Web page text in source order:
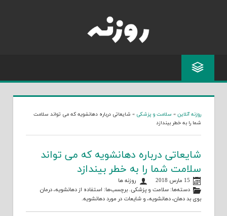
روزنه آنلاین » سلامت و پزشکی » شایعاتی درباره دهانشویه که می تواند سلامت
شما را به خطر بیندازد
شایعاتی درباره دهانشویه که می تواند
سلامت شما را به خطر بیندازد
15 مارس 2018
روزنه ها
دسته‌ها:سلامت و پزشکی. برچسب‌ها: استفاده از دهانشویه،درمان
بوی بد دهان، دهانشویه، و شایعات در مورد دهانشویه.